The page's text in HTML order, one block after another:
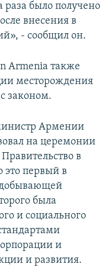
раза было получено
внесения в
- сообщил он.
Armenia также
месторождения
законом.
Армении
на церемонии
в
это первый в
была
и социального
и
и развития.